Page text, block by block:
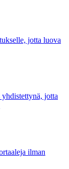
jotta luova
jotta
ilman